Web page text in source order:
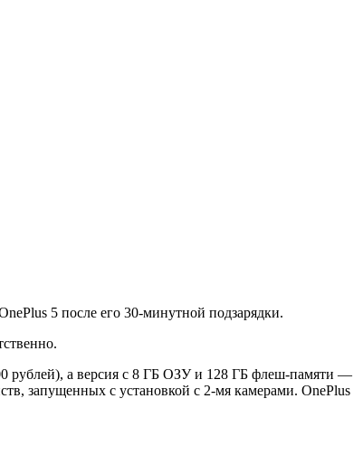
5 после его 30-минутной подзарядки.
рублей), а версия с 8 ГБ ОЗУ и 128 ГБ флеш-памяти —
запущенных с установкой с 2-мя камерами. OnePlus